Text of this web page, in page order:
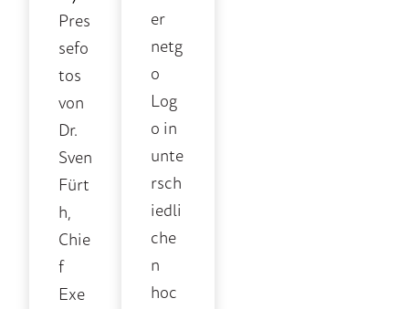
Pres
sefo
tos
von
Dr.
Sven
Fürt
h,
Chie
f
Exe
er
netg
o
Log
o in
unte
rsch
iedli
che
n
hoc